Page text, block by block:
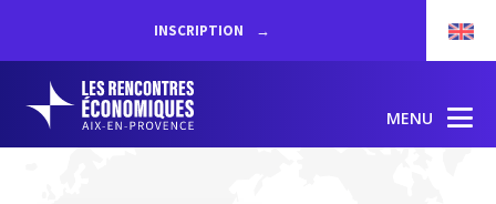
INSCRIPTION
MENU